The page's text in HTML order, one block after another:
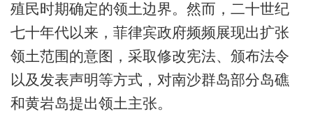
殖民时期确定的领土边界。然而，二十世纪
七十年代以来，菲律宾政府频频展现出扩张
领土范围的意图，采取修改宪法、颁布法令
以及发表声明等方式，对南沙群岛部分岛礁
和黄岩岛提出领土主张。